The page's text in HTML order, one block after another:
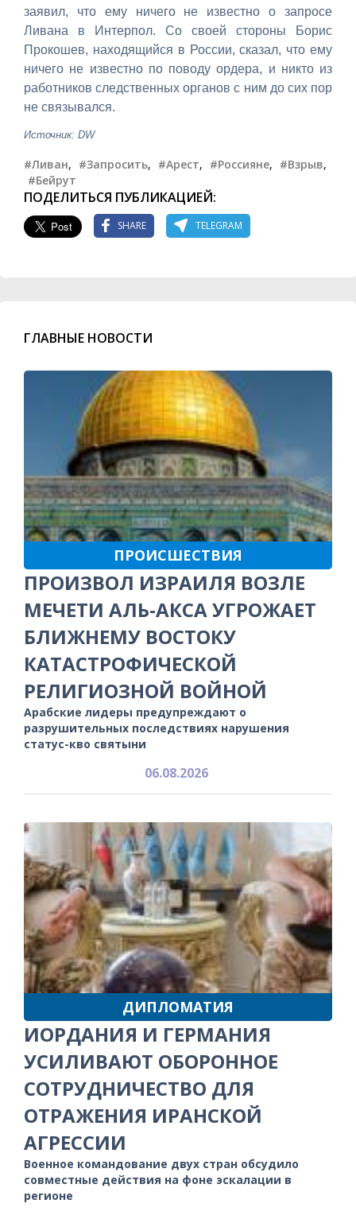
заявил, что ему ничего не известно о запросе
Ливана в Интерпол. Со своей стороны Борис
Прокошев, находящийся в России, сказал, что ему
ничего не известно по поводу ордера, и никто из
работников следственных органов с ним до сих пор
не связывался.
Источник: DW
#Ливан, #Запросить, #Арест, #Россияне, #Взрыв,
#Бейрут
ПОДЕЛИТЬСЯ ПУБЛИКАЦИЕЙ:
SHARE TELEGRAM
ГЛАВНЫЕ НОВОСТИ
ПРОИСШЕСТВИЯ
ПРОИЗВОЛ ИЗРАИЛЯ ВОЗЛЕ
МЕЧЕТИ АЛЬ-АКСА УГРОЖАЕТ
БЛИЖНЕМУ ВОСТОКУ
КАТАСТРОФИЧЕСКОЙ
РЕЛИГИОЗНОЙ ВОЙНОЙ
Арабские лидеры предупреждают о
разрушительных последствиях нарушения
статус-кво святыни
06.08.2026
ДИПЛОМАТИЯ
ИОРДАНИЯ И ГЕРМАНИЯ
УСИЛИВАЮТ ОБОРОННОЕ
СОТРУДНИЧЕСТВО ДЛЯ
ОТРАЖЕНИЯ ИРАНСКОЙ
АГРЕССИИ
Военное командование двух стран обсудило
совместные действия на фоне эскалации в
регионе